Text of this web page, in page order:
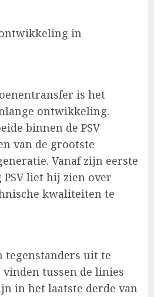
in
is het
ontwikkeling.
binnen de PSV
van de grootste
Vanaf zijn eerste
liet hij zien over
kwaliteiten te
tegenstanders uit te
tussen de linies
in het laatste derde van